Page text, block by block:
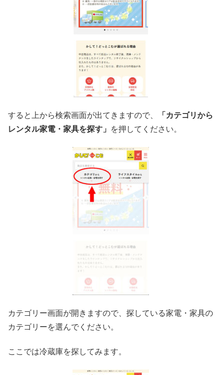
すると上から検索画面が出てきますので、
「カテゴリから
レンタル家電・家具を探す」
を押してください。
カテゴリー画面が開きますので、探している家電・家具の
カテゴリーを選んでください。
ここでは冷蔵庫を探してみます。